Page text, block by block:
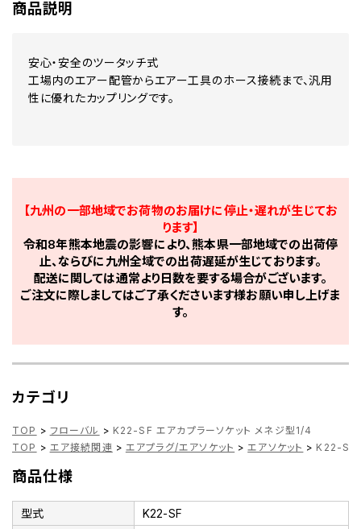
商品説明
安心・安全のツータッチ式
工場内のエアー配管からエアー工具のホース接続まで、汎用
性に優れたカップリングです。
【九州の一部地域でお荷物のお届けに停止・遅れが生じてお
ります】
令和8年熊本地震の影響により、熊本県一部地域での出荷停
止、ならびに九州全域での出荷遅延が生じております。
配送に関しては通常より日数を要する場合がございます。
ご注文に際しましてはご了承くださいます様お願い申し上げま
す。
カテゴリ
TOP > フローバル > K22-SF エアカプラーソケット メネジ型1/4
TOP > エア接続関連 > エアプラグ/エアソケット > エアソケット > K22-SF
商品仕様
型式
K22-SF